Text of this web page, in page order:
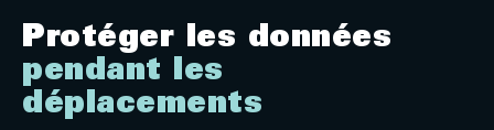
Protéger les données
pendant les
déplacements